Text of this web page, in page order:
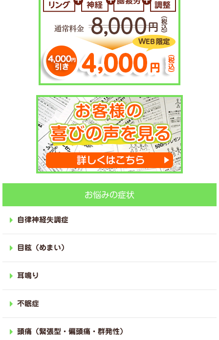
お悩みの症状
自律神経失調症
目眩（めまい）
耳鳴り
不眠症
頭痛（緊張型・偏頭痛・群発性）